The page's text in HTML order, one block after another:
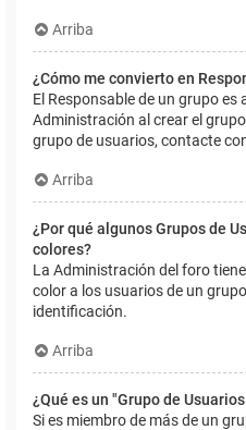
Arriba
¿Cómo me convierto en
El Responsable de un grupo es
Administración al crear el
grupo de usuarios, contacte
Arriba
¿Por qué algunos Grupos de
colores?
La Administración del foro
color a los usuarios de un
identificación.
Arriba
¿Qué es un "Grupo de
Si es miembro de más de un